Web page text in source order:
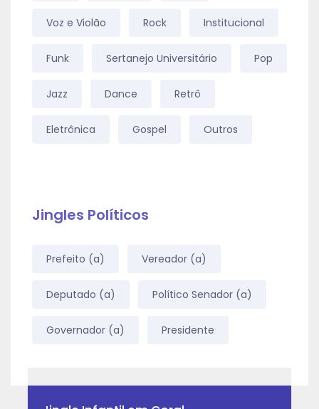
Voz e Violão Rock Institucional
Funk Sertanejo Universitário Pop
Jazz Dance Retrô
Eletrônica Gospel Outros
Jingles Políticos
Prefeito (a) Vereador (a)
Deputado (a) Político Senador (a)
Governador (a) Presidente